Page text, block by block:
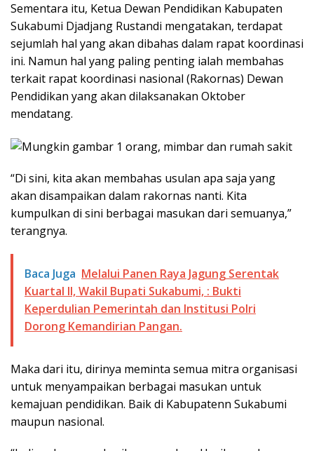
Sementara itu, Ketua Dewan Pendidikan Kabupaten
Sukabumi Djadjang Rustandi mengatakan, terdapat
sejumlah hal yang akan dibahas dalam rapat koordinasi
ini. Namun hal yang paling penting ialah membahas
terkait rapat koordinasi nasional (Rakornas) Dewan
Pendidikan yang akan dilaksanakan Oktober
mendatang.
“Di sini, kita akan membahas usulan apa saja yang
akan disampaikan dalam rakornas nanti. Kita
kumpulkan di sini berbagai masukan dari semuanya,”
terangnya.
Baca Juga Melalui Panen Raya Jagung Serentak
Kuartal II, Wakil Bupati Sukabumi, : Bukti
Keperdulian Pemerintah dan Institusi Polri
Dorong Kemandirian Pangan.
Maka dari itu, dirinya meminta semua mitra organisasi
untuk menyampaikan berbagai masukan untuk
kemajuan pendidikan. Baik di Kabupatenn Sukabumi
maupun nasional.